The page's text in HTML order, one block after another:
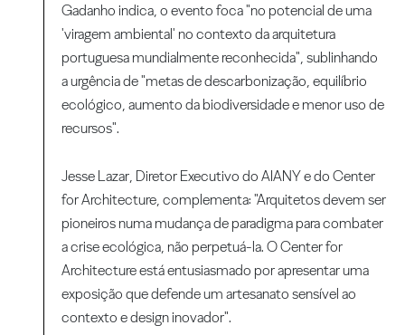
Gadanho indica, o evento foca "no potencial de uma
'viragem ambiental' no contexto da arquitetura
portuguesa mundialmente reconhecida", sublinhando
a urgência de "metas de descarbonização, equilíbrio
ecológico, aumento da biodiversidade e menor uso de
recursos".
Jesse Lazar, Diretor Executivo do AIANY e do Center
for Architecture, complementa: "Arquitetos devem ser
pioneiros numa mudança de paradigma para combater
a crise ecológica, não perpetuá-la. O Center for
Architecture está entusiasmado por apresentar uma
exposição que defende um artesanato sensível ao
contexto e design inovador".